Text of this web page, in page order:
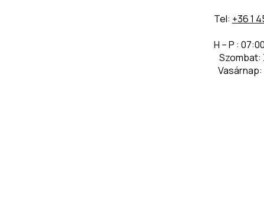
Tel: +36 1
H – P :
Szombat:
Vasárnap: